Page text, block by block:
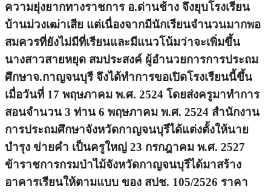
ความยุ่งยากทางราชการ อ.ด่านช้าง จึงยุบโรงเรียน
บ้านม่วงเฒ่าเสีย แต่เนื่องจากมีนักเรียนจำนวนมากพอ
สมควรที่ยังไม่มีที่เรียนและมีแนวโน้มว่าจะเพิ่มขึ้น
นางสาวสายหยุด สมประสงค์ ผู้อำนวยการการประถม
ศึกษาจ.กาญจนบุรี จึงได้ทำการขอเปิดโรงเรียนนี้ขึ้น
เมื่อวันที่ 17 พฤษภาคม พ.ศ. 2524 โดยส่งครูมาทำการ
สอนจำนวน 3 ท่าน 6 พฤษภาคม พ.ศ. 2524 สำนักงาน
การประถมศึกษาจังหวัดกาญจนบุรีได้แต่งตั้งให้นาย
บำรุง ข่ายคำ เป็นครูใหญ่ 23 กรกฎาคม พ.ศ. 2527
ข้าราชการกรมป่าไม้จังหวัดกาญจนบุรีได้มาสร้าง
อาคารเรียนให้ตามแบบ ของ สปช. 105/2526 ราคา